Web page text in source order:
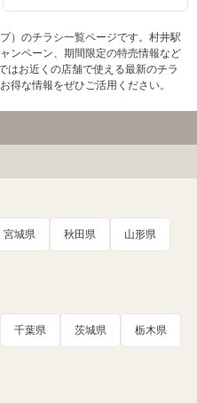
）のチラシ一覧ページです。村井駅
ンペーン、期間限定の特売情報など
はお近くの店舗で使える最新のチラ
得な情報をぜひご活用ください。
宮城県 秋田県 山形県
千葉県 茨城県 栃木県